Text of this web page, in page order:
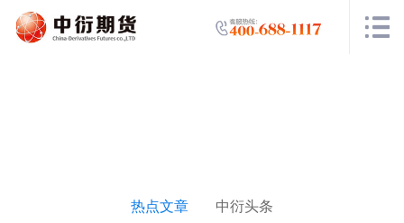
热点文章 中衍头条